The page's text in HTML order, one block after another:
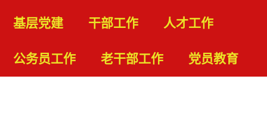
基层党建 干部工作 人才工作
公务员工作 老干部工作 党员教育